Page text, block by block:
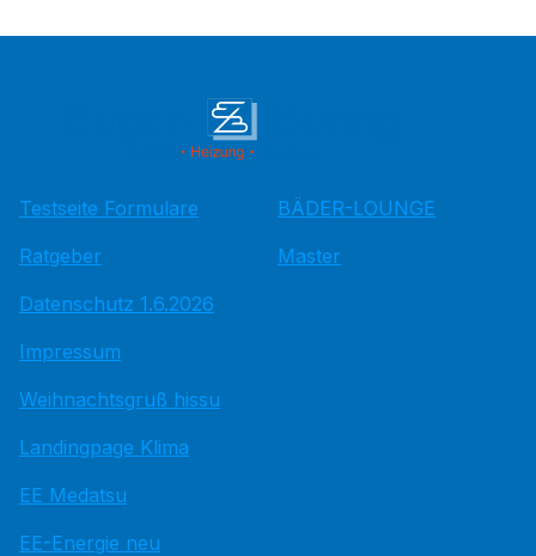
Testseite Formulare
Ratgeber
Datenschutz 1.6.2026
Impressum
Weihnachtsgruß hissu
Landingpage Klima
EE Medatsu
EE-Energie neu
BÄDER-LOUNGE
Master